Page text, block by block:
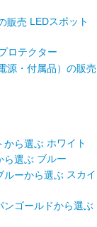
LEDスポット
ロテクター
ホワイト
ブルー
スカイ